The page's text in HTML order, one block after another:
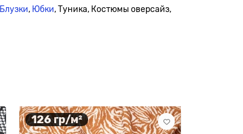
Блузки, Юбки, Туника, Костюмы оверсайз,
126 гр/м²